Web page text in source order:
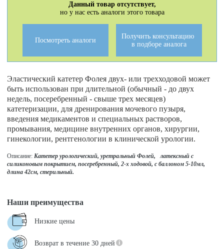
Данный товар отсутствует,
но у нас есть аналоги этого товара
Посмотреть аналоги
Получить консультацию
в подборе аналога
Эластический катетер Фолея двух- или трехходовой может
быть использован при длительной (обычный - до двух
недель, посеребренный - свыше трех месяцев)
катетеризации, для дренирования мочевого пузыря,
введения медикаментов и специальных растворов,
промывания, медицине внутренних органов, хирургии,
гинекологии, рентгенологии в клинической урологии.
Описание:Катетер урологический, уретральный Фолей, латексный с
силиконовым покрытием, посеребренный, 2-х ходовой, с баллоном 5-10мл,
длина 42см, стерильный.
Наши преимущества
Низкие цены
Возврат в течение 30 дней